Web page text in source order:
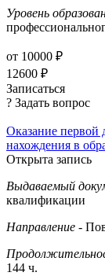
Уровень
от 10000 ₽
12600 ₽
Записаться
? Задать вопрос
Оказание первой
нахождения в
Открыта запись
Выдаваемый
квалификации
Направление -
144 ч.